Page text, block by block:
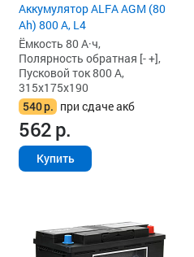
Аккумулятор ALFA AGM (80
Ah) 800 А, L4
Ёмкость 80 А·ч,
Полярность обратная [- +],
Пусковой ток 800 А,
315x175x190
540р. при сдаче акб
562р.
Купить